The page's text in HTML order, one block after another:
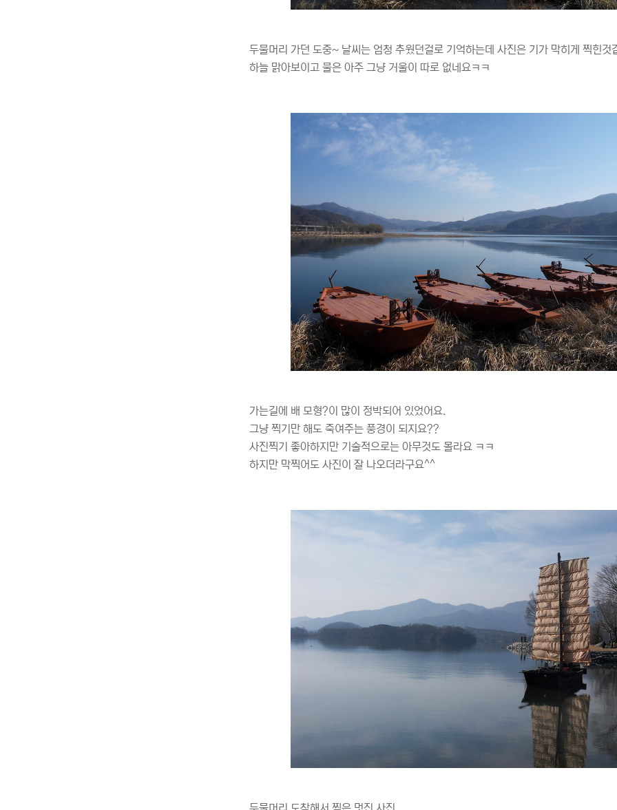
두물머리 가던 도중~ 날씨는 엄청 추웠던걸로 기억하는데 사진은 기가 막히게 찍힌것
하늘 맑아보이고 물은 아주 그냥 거울이 따로 없네요ㅋㅋ
가는길에 배 모형?이 많이 정박되어 있었어요.
그냥 찍기만 해도 죽여주는 풍경이 되지요??
사진찍기 좋아하지만 기술적으로는 아무것도 몰라요 ㅋㅋ
하지만 막찍어도 사진이 잘 나오더라구요^^